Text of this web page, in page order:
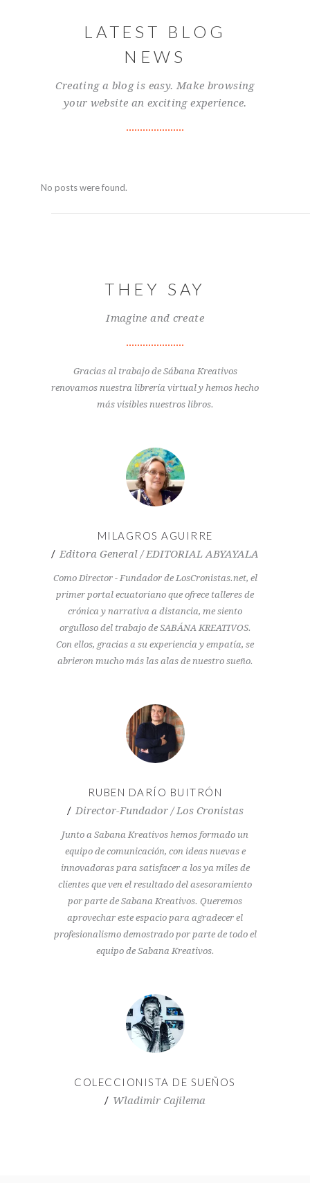
LATEST BLOG
NEWS
Creating a blog is easy. Make browsing
your website an exciting experience.
No posts were found.
THEY SAY
Imagine and create
Gracias al trabajo de Sábana Kreativos
renovamos nuestra librería virtual y hemos hecho
más visibles nuestros libros.
MILAGROS AGUIRRE
Editora General / EDITORIAL ABYAYALA
Como Director - Fundador de LosCronistas.net, el
primer portal ecuatoriano que ofrece talleres de
crónica y narrativa a distancia, me siento
orgulloso del trabajo de SABÁNA KREATIVOS.
Con ellos, gracias a su experiencia y empatía, se
abrieron mucho más las alas de nuestro sueño.
RUBEN DARÍO BUITRÓN
Director-Fundador / Los Cronistas
Junto a Sabana Kreativos hemos formado un
equipo de comunicación, con ideas nuevas e
innovadoras para satisfacer a los ya miles de
clientes que ven el resultado del asesoramiento
por parte de Sabana Kreativos. Queremos
aprovechar este espacio para agradecer el
profesionalismo demostrado por parte de todo el
equipo de Sabana Kreativos.
COLECCIONISTA DE SUEÑOS
Wladimir Cajilema